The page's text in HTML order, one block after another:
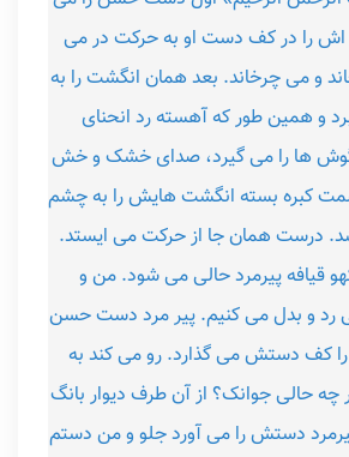
اش را در کف دست او به حرکت در می
و می چرخاند. بعد همان انگشت را به
همین طور که آهسته رد انحنای
ها را می گیرد، صدای خشک و خش
کبره بسته انگشت هایش را به چشم
درست همان جا از حرکت می ایستد.
قیافه پیرمرد حالی می شود. من و
رد و بدل می کنیم. پیر مرد دست حسن
کف دستش می گذارد. رو می کند به
حالی جوانک؟ از آن طرف دیوار بانگ
دستش را می آورد جلو و من دستم